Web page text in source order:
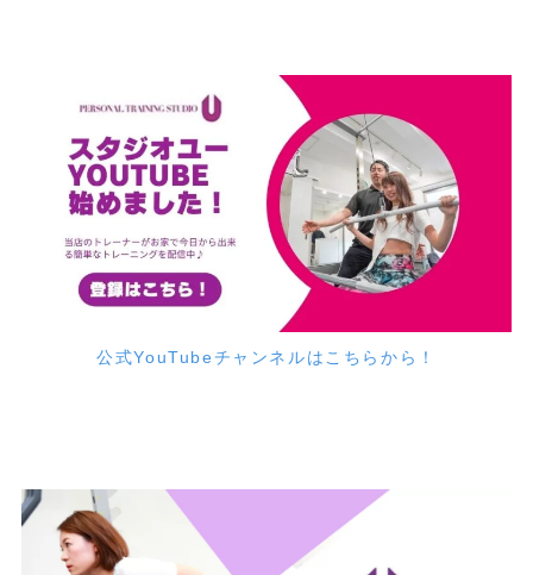
公式YouTubeチャンネルはこちらから！